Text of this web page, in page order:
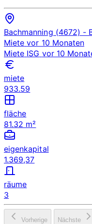
Bachmanning (4672) -
Miete vor 10 Monaten
Miete ISG vor 10
miete
933.59
fläche
81.32 m²
eigenkapital
1.369,37
räume
3
Vorherige Nächste